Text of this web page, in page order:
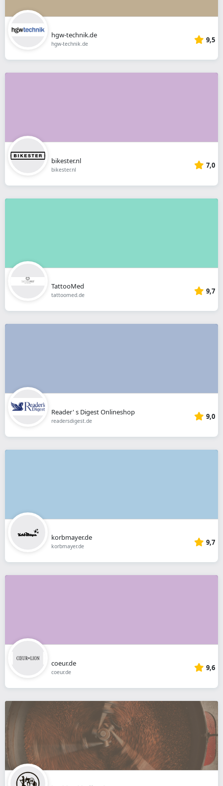
hgw-technik.de
hgw-technik.de 9,5
bikester.nl
bikester.nl 7,0
TattooMed
tattoomed.de 9,7
Reader' s Digest Onlineshop
readersdigest.de 9,0
korbmayer.de
korbmayer.de 9,7
coeur.de
coeur.de 9,6